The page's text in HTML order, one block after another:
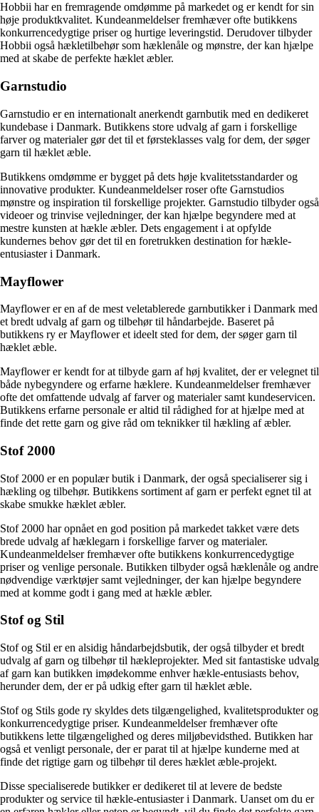
Hobbii har en fremragende omdømme på markedet og er kendt for sin
høje produktkvalitet. Kundeanmeldelser fremhæver ofte butikkens
konkurrencedygtige priser og hurtige leveringstid. Derudover tilbyder
Hobbii også hækletilbehør som hæklenåle og mønstre, der kan hjælpe
med at skabe de perfekte hæklet æbler.
Garnstudio
Garnstudio er en internationalt anerkendt garnbutik med en dedikeret
kundebase i Danmark. Butikkens store udvalg af garn i forskellige
farver og materialer gør det til et førsteklasses valg for dem, der søger
garn til hæklet æble.
Butikkens omdømme er bygget på dets høje kvalitetsstandarder og
innovative produkter. Kundeanmeldelser roser ofte Garnstudios
mønstre og inspiration til forskellige projekter. Garnstudio tilbyder også
videoer og trinvise vejledninger, der kan hjælpe begyndere med at
mestre kunsten at hækle æbler. Dets engagement i at opfylde
kundernes behov gør det til en foretrukken destination for hækle-
entusiaster i Danmark.
Mayflower
Mayflower er en af de mest veletablerede garnbutikker i Danmark med
et bredt udvalg af garn og tilbehør til håndarbejde. Baseret på
butikkens ry er Mayflower et ideelt sted for dem, der søger garn til
hæklet æble.
Mayflower er kendt for at tilbyde garn af høj kvalitet, der er velegnet til
både nybegyndere og erfarne hæklere. Kundeanmeldelser fremhæver
ofte det omfattende udvalg af farver og materialer samt kundeservicen.
Butikkens erfarne personale er altid til rådighed for at hjælpe med at
finde det rette garn og give råd om teknikker til hækling af æbler.
Stof 2000
Stof 2000 er en populær butik i Danmark, der også specialiserer sig i
hækling og tilbehør. Butikkens sortiment af garn er perfekt egnet til at
skabe smukke hæklet æbler.
Stof 2000 har opnået en god position på markedet takket være dets
brede udvalg af hæklegarn i forskellige farver og materialer.
Kundeanmeldelser fremhæver ofte butikkens konkurrencedygtige
priser og venlige personale. Butikken tilbyder også hæklenåle og andre
nødvendige værktøjer samt vejledninger, der kan hjælpe begyndere
med at komme godt i gang med at hækle æbler.
Stof og Stil
Stof og Stil er en alsidig håndarbejdsbutik, der også tilbyder et bredt
udvalg af garn og tilbehør til hækleprojekter. Med sit fantastiske udvalg
af garn kan butikken imødekomme enhver hækle-entusiasts behov,
herunder dem, der er på udkig efter garn til hæklet æble.
Stof og Stils gode ry skyldes dets tilgængelighed, kvalitetsprodukter og
konkurrencedygtige priser. Kundeanmeldelser fremhæver ofte
butikkens lette tilgængelighed og deres miljøbevidsthed. Butikken har
også et venligt personale, der er parat til at hjælpe kunderne med at
finde det rigtige garn og tilbehør til deres hæklet æble-projekt.
Disse specialiserede butikker er dedikeret til at levere de bedste
produkter og service til hækle-entusiaster i Danmark. Uanset om du er